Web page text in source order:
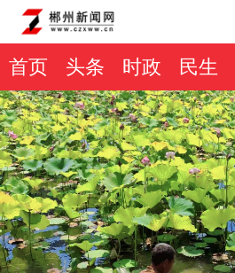
首页 头条 时政 民生